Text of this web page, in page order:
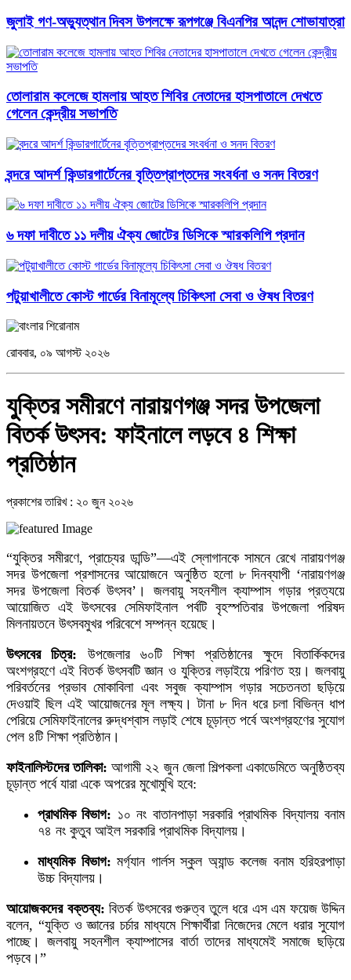
জুলাই গণ-অভ্যুত্থান দিবস উপলক্ষে রূপগঞ্জে বিএনপির আনন্দ শোভাযাত্রা
তোলারাম কলেজে হামলায় আহত শিবির নেতাদের হাসপাতালে দেখতে
গেলেন কেন্দ্রীয় সভাপতি
বন্দরে আদর্শ কিন্ডারগার্টেনের বৃত্তিপ্রাপ্তদের সংবর্ধনা ও সনদ বিতরণ
৬ দফা দাবীতে ১১ দলীয় ঐক্য জোটের ডিসিকে স্মারকলিপি প্রদান
পটুয়াখালীতে কোস্ট গার্ডের বিনামূল্যে চিকিৎসা সেবা ও ঔষধ বিতরণ
রোববার, ০৯ আগস্ট ২০২৬
যুক্তির সমীরণে নারায়ণগঞ্জ সদর উপজেলা
বিতর্ক উৎসব: ফাইনালে লড়বে ৪ শিক্ষা
প্রতিষ্ঠান
প্রকাশের তারিখ : ২০ জুন ২০২৬
“যুক্তির সমীরণে, প্রাচ্যের ডান্ডি”—এই স্লোগানকে সামনে রেখে নারায়ণগঞ্জ
সদর উপজেলা প্রশাসনের আয়োজনে অনুষ্ঠিত হলো ৮ দিনব্যাপী ‘নারায়ণগঞ্জ
সদর উপজেলা বিতর্ক উৎসব’। জলবায়ু সহনশীল ক্যাম্পাস গড়ার প্রত্যয়ে
আয়োজিত এই উৎসবের সেমিফাইনাল পর্বটি বৃহস্পতিবার উপজেলা পরিষদ
মিলনায়তনে উৎসবমুখর পরিবেশে সম্পন্ন হয়েছে।
উৎসবের চিত্র: উপজেলার ৬০টি শিক্ষা প্রতিষ্ঠানের ক্ষুদে বিতার্কিকদের
অংশগ্রহণে এই বিতর্ক উৎসবটি জ্ঞান ও যুক্তির লড়াইয়ে পরিণত হয়। জলবায়ু
পরিবর্তনের প্রভাব মোকাবিলা এবং সবুজ ক্যাম্পাস গড়ার সচেতনতা ছড়িয়ে
দেওয়াই ছিল এই আয়োজনের মূল লক্ষ্য। টানা ৮ দিন ধরে চলা বিভিন্ন ধাপ
পেরিয়ে সেমিফাইনালের রুদ্ধশ্বাস লড়াই শেষে চূড়ান্ত পর্বে অংশগ্রহণের সুযোগ
পেল ৪টি শিক্ষা প্রতিষ্ঠান।
ফাইনালিস্টদের তালিকা: আগামী ২২ জুন জেলা শিল্পকলা একাডেমিতে অনুষ্ঠিতব্য
চূড়ান্ত পর্বে যারা একে অপরের মুখোমুখি হবে:
প্রাথমিক বিভাগ: ১০ নং বাতানপাড়া সরকারি প্রাথমিক বিদ্যালয় বনাম
৭৪ নং কুতুব আইল সরকারি প্রাথমিক বিদ্যালয়।
মাধ্যমিক বিভাগ: মর্গ্যান গার্লস স্কুল অ্যান্ড কলেজ বনাম হরিহরপাড়া
উচ্চ বিদ্যালয়।
আয়োজকদের বক্তব্য: বিতর্ক উৎসবের গুরুত্ব তুলে ধরে এস এম ফয়েজ উদ্দিন
বলেন, “যুক্তি ও জ্ঞানের চর্চার মাধ্যমে শিক্ষার্থীরা নিজেদের মেলে ধরার সুযোগ
পাচ্ছে। জলবায়ু সহনশীল ক্যাম্পাসের বার্তা তাদের মাধ্যমেই সমাজে ছড়িয়ে
পড়বে।”